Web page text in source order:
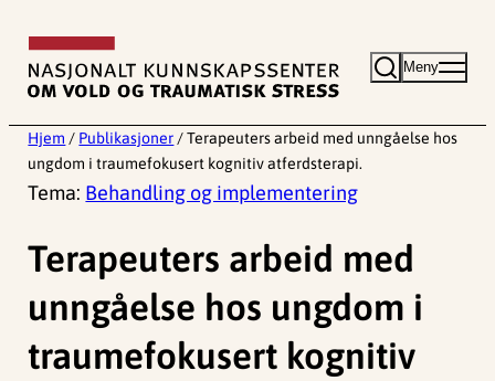
innhold
Meny
Hjem / Publikasjoner / Terapeuters arbeid med unngåelse hos
ungdom i traumefokusert kognitiv atferdsterapi.
Tema: Behandling og implementering
Terapeuters arbeid med
unngåelse hos ungdom i
traumefokusert kognitiv